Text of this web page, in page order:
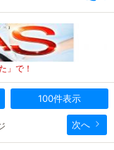
」で！
100件表示
次へ